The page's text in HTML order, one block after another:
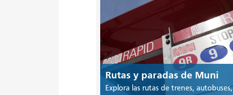
Rutas y paradas de Muni
Explora las rutas de trenes, autobuses,